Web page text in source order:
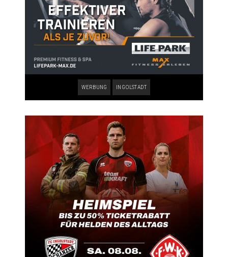
WERBUNG INGOLSTADT